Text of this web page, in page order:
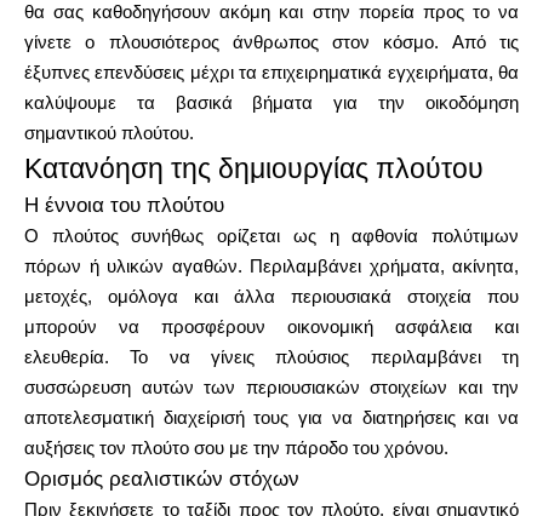
Υπολογιστές
Ιστορικό γύρων
Ιστολόγιο
Επικοινωνήστε μαζί μας
Βοήθεια
θα σας καθοδηγήσουν ακόμη και στην πορεία προς το να
γίνετε ο πλουσιότερος άνθρωπος στον κόσμο. Από τις
έξυπνες επενδύσεις μέχρι τα επιχειρηματικά εγχειρήματα, θα
καλύψουμε τα βασικά βήματα για την οικοδόμηση
σημαντικού πλούτου.
Κατανόηση της δημιουργίας πλούτου
Η έννοια του πλούτου
Ο πλούτος συνήθως ορίζεται ως η αφθονία πολύτιμων
πόρων ή υλικών αγαθών. Περιλαμβάνει χρήματα, ακίνητα,
μετοχές, ομόλογα και άλλα περιουσιακά στοιχεία που
μπορούν να προσφέρουν οικονομική ασφάλεια και
ελευθερία. Το να γίνεις πλούσιος περιλαμβάνει τη
συσσώρευση αυτών των περιουσιακών στοιχείων και την
αποτελεσματική διαχείρισή τους για να διατηρήσεις και να
αυξήσεις τον πλούτο σου με την πάροδο του χρόνου.
Ορισμός ρεαλιστικών στόχων
Πριν ξεκινήσετε το ταξίδι προς τον πλούτο, είναι σημαντικό